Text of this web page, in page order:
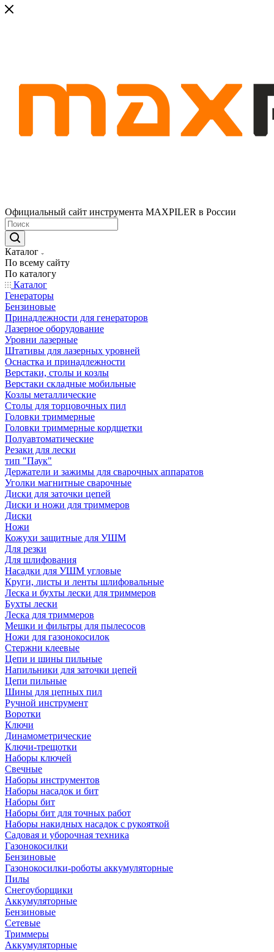
Официальный сайт инструмента MAXPILER в России
Каталог
По всему сайту
По каталогу
Каталог
Генераторы
Бензиновые
Принадлежности для генераторов
Лазерное оборудование
Уровни лазерные
Штативы для лазерных уровней
Оснастка и принадлежности
Верстаки, столы и козлы
Верстаки складные мобильные
Козлы металлические
Столы для торцовочных пил
Головки триммерные
Головки триммерные кордщетки
Полуавтоматические
Резаки для лески
тип "Паук"
Держатели и зажимы для сварочных аппаратов
Уголки магнитные сварочные
Диски для заточки цепей
Диски и ножи для триммеров
Диски
Ножи
Кожухи защитные для УШМ
Для резки
Для шлифования
Насадки для УШМ угловые
Круги, листы и ленты шлифовальные
Леска и бухты лески для триммеров
Бухты лески
Леска для триммеров
Мешки и фильтры для пылесосов
Ножи для газонокосилок
Стержни клеевые
Цепи и шины пильные
Напильники для заточки цепей
Цепи пильные
Шины для цепных пил
Ручной инструмент
Воротки
Ключи
Динамометрические
Ключи-трещотки
Наборы ключей
Свечные
Наборы инструментов
Наборы насадок и бит
Наборы бит
Наборы бит для точных работ
Наборы накидных насадок с рукояткой
Садовая и уборочная техника
Газонокосилки
Бензиновые
Газонокосилки-роботы аккумуляторные
Пилы
Снегоуборщики
Аккумуляторные
Бензиновые
Сетевые
Триммеры
Аккумуляторные